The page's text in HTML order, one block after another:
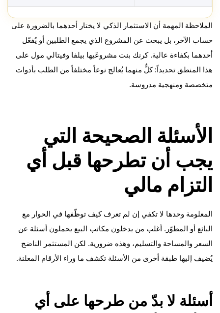
الملاحظة المهمة أن الاستثمار الذكي لا يختار أحدهما بالضرورة على
حساب الآخر، بل يبحث عن المشروع الذي يجمع الطلبين أو يُفعّل
أحدهما بكفاءة عالية. كرنك بنت مشروعَيها بيلفا وفيتالي مول على
هذا المنطق تحديداً: كلٌّ منهما يُعالج نوعاً مختلفاً من الطلب بأدوات
متخصصة ومنهجية مدروسة.
الأسئلة الصحيحة التي
يجب أن تطرحها قبل أي
التزام مالي
المعلومة وحدها لا تكفي إن لم تعرف كيف توظّفها في الحوار مع
البائع أو المطوّر. أغلب من يدخلون مكاتب البيع يحملون أسئلة عن
السعر والمساحة والتسليم، وهذه ضرورية. لكن المستثمر الناضج
يُضيف إليها طبقة أخرى من الأسئلة تكشف ما وراء الأرقام المعلنة.
أسئلة لا بدّ من طرحها على أي